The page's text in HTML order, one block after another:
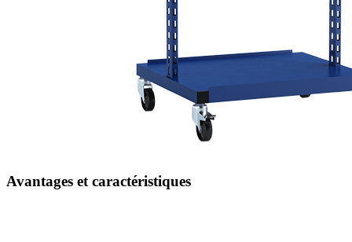
Avantages et caractéristiques